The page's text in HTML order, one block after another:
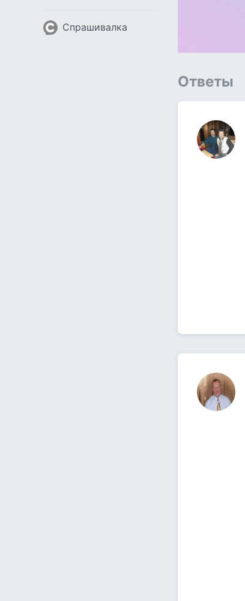
Спрашивалка
Ответы